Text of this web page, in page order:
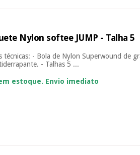
Nylon softee JUMP - Talha 5
técnicas: - Bola de Nylon Superwound de
- Talhas 5 ...
estoque. Envio imediato